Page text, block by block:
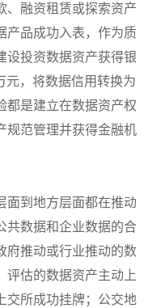
、融资租赁或探索资产
产品成功入表，作为质
设投资数据资产获得银
元，将数据信用转换为
都是建立在数据资产权
规范管理并获得金融机
面到地方层面都在推动
共数据和企业数据的合
府推动或行业推动的数
评估的数据资产主动上
交所成功挂牌；公交地